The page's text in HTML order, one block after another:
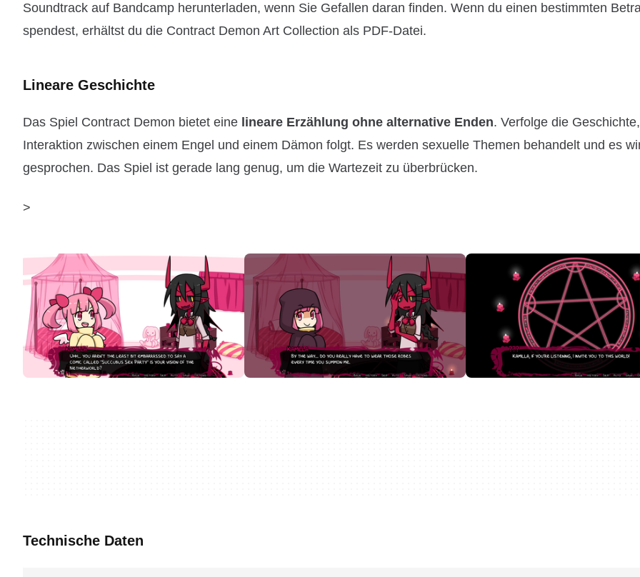
Soundtrack auf Bandcamp herunterladen, wenn Sie Gefallen daran finden. Wenn du einen bestimmten
spendest, erhältst du die Contract Demon Art Collection als PDF-Datei.
Lineare Geschichte
Das Spiel Contract Demon bietet eine lineare Erzählung ohne alternative Enden. Verfolge die
Interaktion zwischen einem Engel und einem Dämon folgt. Es werden sexuelle Themen behandelt und es
gesprochen. Das Spiel ist gerade lang genug, um die Wartezeit zu überbrücken.
>
Technische Daten